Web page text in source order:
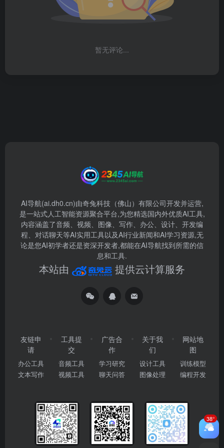
暂无评论...
AI导航(ai.dh0.cn)由奇兔科技（佛山）有限公司开发并运营,
是一站式人工智能资源聚合平台,为您精选国内外优质AI工具,
内容涵盖了音频、视频、图像、写作、办公、设计、开发编
程、对话聊天等AI实用工具以及AI行业新闻和AI学习资源,无
论是您AI初学者还是资深开发者,都能在AI导航找到所需的信
息和工具.
本站由 提供云计算服务
友链申
请
办公工具
文本写作
工具提
交
音频工具
视频工具
广告合
作
学习研究
聊天问答
关于我
们
设计工具
图像处理
网站地
图
训练模型
编程开发
38°